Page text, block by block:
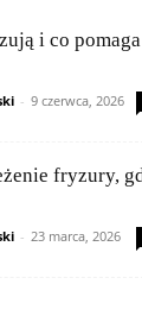
i co pomaga
- 9 czerwca, 2026
fryzury,
- 23 marca, 2026